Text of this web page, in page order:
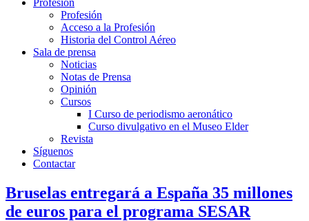
Profesión
Acceso a la Profesión
Historia del Control Aéreo
Sala de prensa
Noticias
Notas de Prensa
Opinión
Cursos
I Curso de periodismo aeronático
Curso divulgativo en el Museo Elder
Revista
Síguenos
Contactar
Bruselas entregará a España 35 millones
de euros para el programa SESAR